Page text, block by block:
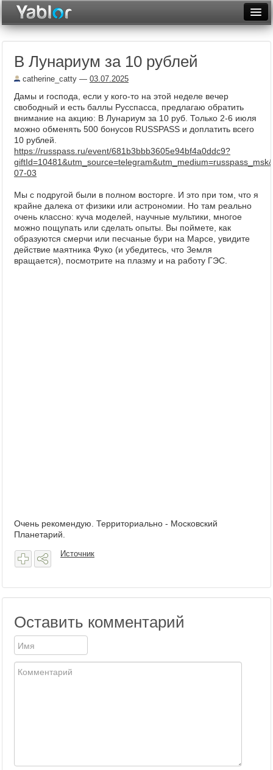
Неделя
Месяц
Рейтинги
Архив
Фототоп
В Лунариум за 10 рублей
catherine_catty — 03.07.2025
Дамы и господа, если у кого-то на этой неделе вечер
свободный и есть баллы Русспасса, предлагаю обратить
внимание на акцию: В Лунариум за 10 руб. Только 2-6 июля
можно обменять 500 бонусов RUSSPASS и доплатить всего
10 рублей.
https://russpass.ru/event/681b3bbb3605e94bf4a0ddc9?
07-03
Мы с подругой были в полном восторге. И это при том, что я
крайне далека от физики или астрономии. Но там реально
очень классно: куча моделей, научные мультики, многое
можно пощупать или сделать опыты. Вы поймете, как
образуются смерчи или песчаные бури на Марсе, увидите
действие маятника Фуко (и убедитесь, что Земля
вращается), посмотрите на плазму и на работу ГЭС.
Очень рекомендую. Территориально - Московский
Планетарий.
Источник
Оставить комментарий